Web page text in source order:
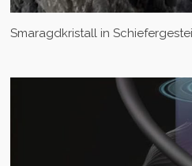
Smaragdkristall in